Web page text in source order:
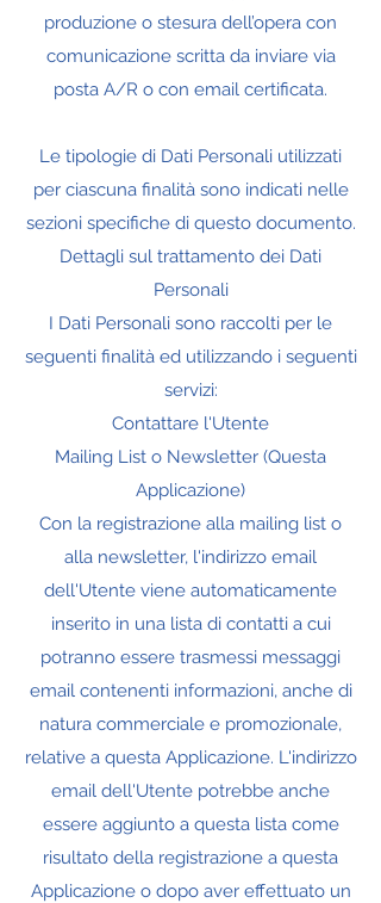
produzione o stesura dell’opera con
comunicazione scritta da inviare via
posta A/R o con email certificata.
Le tipologie di Dati Personali utilizzati
per ciascuna finalità sono indicati nelle
sezioni specifiche di questo documento.
Dettagli sul trattamento dei Dati
Personali
I Dati Personali sono raccolti per le
seguenti finalità ed utilizzando i seguenti
servizi:
Contattare l'Utente
Mailing List o Newsletter (Questa
Applicazione)
Con la registrazione alla mailing list o
alla newsletter, l'indirizzo email
dell'Utente viene automaticamente
inserito in una lista di contatti a cui
potranno essere trasmessi messaggi
email contenenti informazioni, anche di
natura commerciale e promozionale,
relative a questa Applicazione. L'indirizzo
email dell'Utente potrebbe anche
essere aggiunto a questa lista come
risultato della registrazione a questa
Applicazione o dopo aver effettuato un